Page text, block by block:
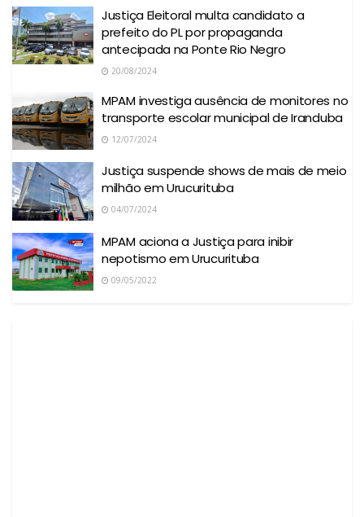
Justiça Eleitoral multa candidato a
prefeito do PL por propaganda
antecipada na Ponte Rio Negro
20/08/2024
MPAM investiga ausência de monitores no
transporte escolar municipal de Iranduba
12/07/2024
Justiça suspende shows de mais de meio
milhão em Urucurituba
04/07/2024
MPAM aciona a Justiça para inibir
nepotismo em Urucurituba
09/05/2022